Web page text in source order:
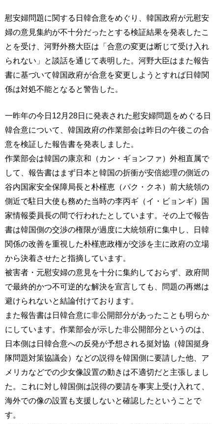
慰安婦問題に関する日韓合意をめぐり、韓国政府が元慰安
婦の意見集約が不十分だったとする検証結果を発表したこ
とを受け、河野外務大臣は「合意の変更は断じて受け入れ
られない」と談話を通じて表明した。河野大臣はまた報告
書に基づいて韓国政府が合意を変更しようとすれば日韓関
係は対処不能となると警告した。
一昨年の今日12月28日に発表された慰安婦問題をめぐる日
韓合意について、韓国政府の作業部会は昨日の午後この合
意を検証した報告書を発表しました。
作業部会は韓国の康京和（カン・ギョンファ）外相直属で
して、報告書はまず日本と韓国の折衝が安倍総理の側近の
谷内国家安全保障局長と朴槿恵（パク・クネ）前大統領の
側近で駐日大使も務めた当時の李丙ギ（イ・ビョンギ）国
家情報委員長の間で行われたとしています。その上で報告
書は韓国側の交渉の権限が過度に大統領府に集中し、日韓
関係の改善を重視した朴槿恵政権が交渉を主に政府の立場
から決着させたと指摘しています。
被害者・元慰安婦の意見を十分に集約しておらず、政府間
で最終的かつ不可逆的な解決を宣言しても、問題の再燃は
避けられないと結論付けております。
また報告書は日韓合意に非公開部分があったことも明らか
にしています。作業部会が示した非公開部分というのは、
日本側は日韓合意への反発が予想される挺対協（韓国挺身
隊問題対策協議会）などの説得を韓国側に要請した他、ア
メリカなどでの少女像設置の動きは不適切だと主張しまし
た。これに対し韓国側は説得の要請を事実上受け入れて、
海外での像の設置も支援しないと確認したということで
す。